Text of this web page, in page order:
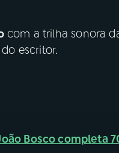
com a trilha sonora
escritor.
Bosco completa